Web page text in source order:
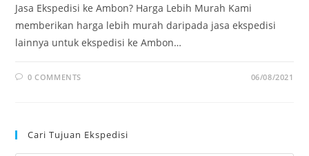
Jasa Ekspedisi ke Ambon? Harga Lebih Murah Kami
memberikan harga lebih murah daripada jasa ekspedisi
lainnya untuk ekspedisi ke Ambon…
0 COMMENTS 06/08/2021
Cari Tujuan Ekspedisi